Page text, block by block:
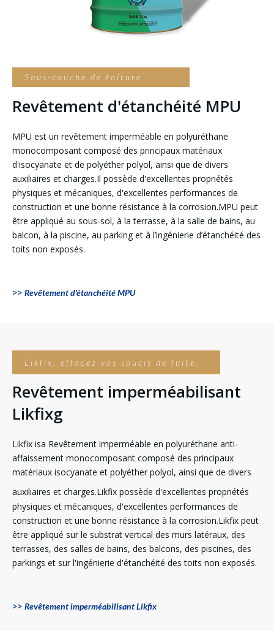
Sous-couche de toiture
Revêtement d'étanchéité MPU
MPU est un revêtement imperméable en polyuréthane
monocomposant composé des principaux matériaux
d'isocyanate et de polyéther polyol, ainsi que de divers
auxiliaires et charges.Il possède d'excellentes propriétés
physiques et mécaniques, d'excellentes performances de
construction et une bonne résistance à la corrosion.MPU peut
être appliqué au sous-sol, à la terrasse, à la salle de bains, au
balcon, à la piscine, au parking et à l’ingénierie d’étanchéité des
toits non exposés.
>> Revêtement d'étanchéité MPU
Likfix, effacez vos soucis de fuite.
Revêtement imperméabilisant
Likfixg
Likfix isa Revêtement imperméable en polyuréthane anti-
affaissement monocomposant composé des principaux
matériaux isocyanate et polyéther polyol, ainsi que de divers
auxiliaires et charges.Likfix possède d'excellentes propriétés
physiques et mécaniques, d'excellentes performances de
construction et une bonne résistance à la corrosion.Likfix peut
être appliqué sur le substrat vertical des murs latéraux, des
terrasses, des salles de bains, des balcons, des piscines, des
parkings et sur l'ingénierie d'étanchéité des toits non exposés.
>> Revêtement imperméabilisant Likfix